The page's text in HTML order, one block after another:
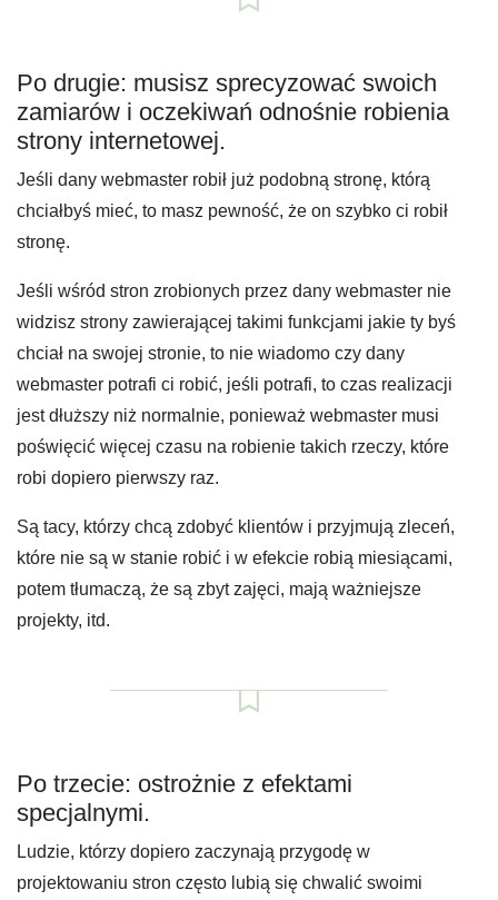
Po drugie: musisz sprecyzować swoich
zamiarów i oczekiwań odnośnie robienia
strony internetowej.
Jeśli dany webmaster robił już podobną stronę, którą
chciałbyś mieć, to masz pewność, że on szybko ci robił
stronę.
Jeśli wśród stron zrobionych przez dany webmaster nie
widzisz strony zawierającej takimi funkcjami jakie ty byś
chciał na swojej stronie, to nie wiadomo czy dany
webmaster potrafi ci robić, jeśli potrafi, to czas realizacji
jest dłuższy niż normalnie, ponieważ webmaster musi
poświęcić więcej czasu na robienie takich rzeczy, które
robi dopiero pierwszy raz.
Są tacy, którzy chcą zdobyć klientów i przyjmują zleceń,
które nie są w stanie robić i w efekcie robią miesiącami,
potem tłumaczą, że są zbyt zajęci, mają ważniejsze
projekty, itd.
Po trzecie: ostrożnie z efektami
specjalnymi.
Ludzie, którzy dopiero zaczynają przygodę w
projektowaniu stron często lubią się chwalić swoimi